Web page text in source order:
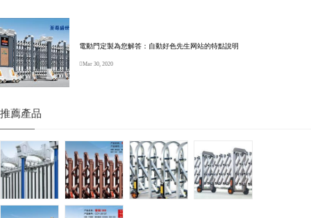
電動門定製為您解答：自動好色先生网站的特點說明
Mar 30, 2020
推薦產品